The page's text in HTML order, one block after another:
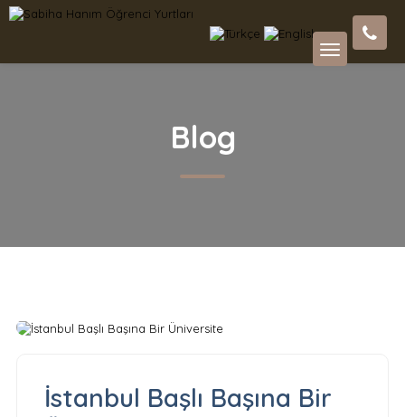
Blog
İstanbul Başlı Başına Bir